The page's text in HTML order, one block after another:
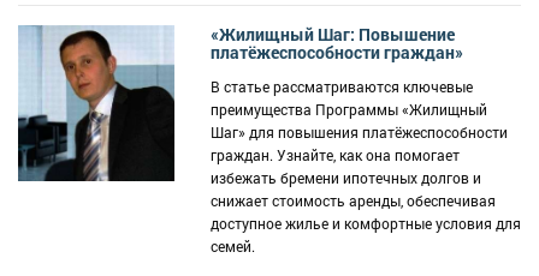
«Жилищный Шаг: Повышение
платёжеспособности граждан»
В статье рассматриваются ключевые
преимущества Программы «Жилищный
Шаг» для повышения платёжеспособности
граждан. Узнайте, как она помогает
избежать бремени ипотечных долгов и
снижает стоимость аренды, обеспечивая
доступное жилье и комфортные условия для
семей.